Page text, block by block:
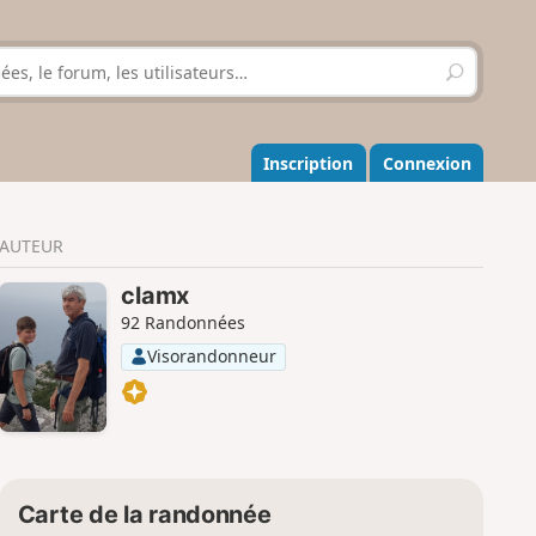
R
e
h
e
r
r
Inscription Connexion
AUTEUR
clamx
92 Randonnées
Visorandonneur
Carte de la randonnée